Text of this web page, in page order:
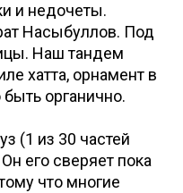
и недочеты.
Насыбуллов. Под
Наш тандем
хатта, орнамент в
органично.
(1 из 30 частей
его сверяет пока
что многие